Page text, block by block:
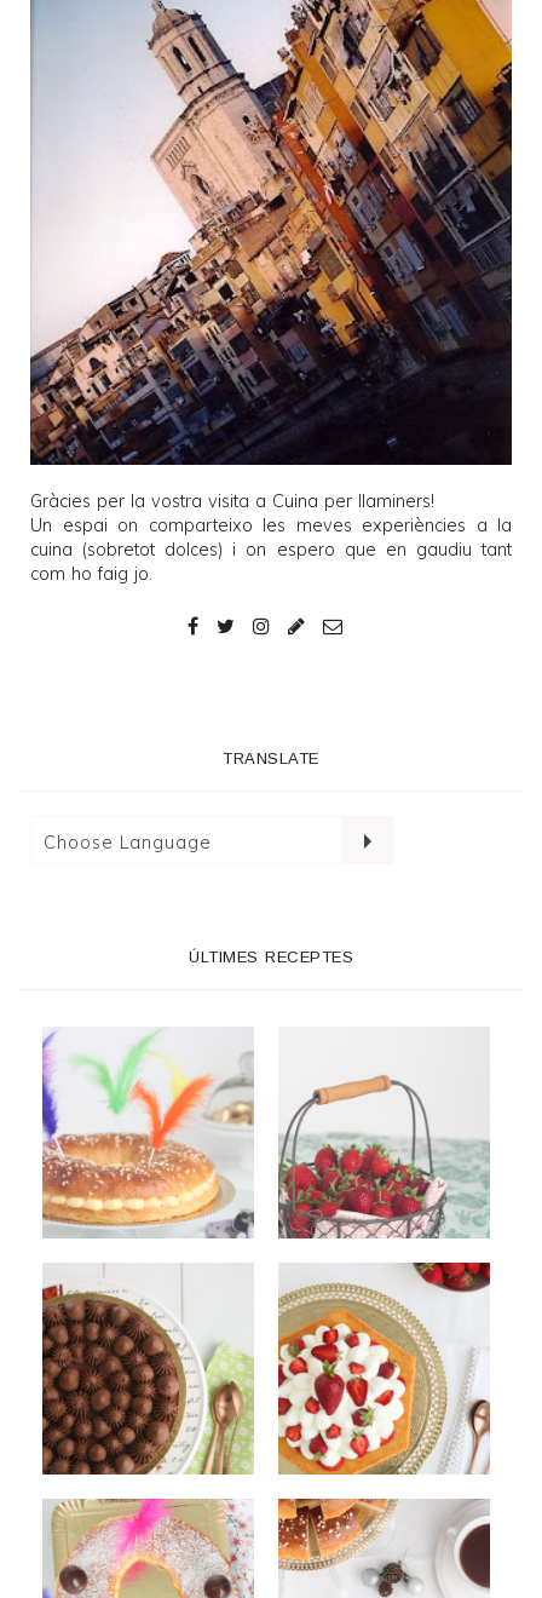
Gràcies per la vostra visita a Cuina per llaminers!
Un espai on comparteixo les meves experiències a la
cuina (sobretot dolces) i on espero que en gaudiu tant
com ho faig jo.
TRANSLATE
ÚLTIMES RECEPTES